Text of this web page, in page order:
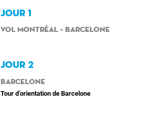
JOUR 1
Vol Montréal – Barcelone
JOUR 2
Barcelone
Tour d’orientation de Barcelone